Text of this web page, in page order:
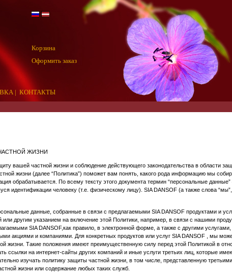
| КОНТАКТЫ
Корзина
Оформить заказ
ЖИЗНИ
вашей частной жизни и соблюдение действующего законодательства в области
жизни (далее “Политика”) поможет вам понять, какого рода информацию мы
обрабатывается. По всему тексту этого документа термин “персональные
идентификации человеку (т.е. физическому лицу). SIA DANSOF (а также слова “мы”,
данные, собранные в связи с предлагаемыми SIA DANSOF продуктами и
другим указанием на включение этой Политики, например, в связи с нашими
SIA DANSOF,как правило, в электронной форме, а также с другими
акциями и компаниями. Для конкретных продуктов или услуг SIA DANSOF , мы
жизни. Такие положения имеют преимущественную силу перед этой Политикой в
ссылки на интернет-сайты других компаний и иные услуги третьих лиц, которые
изучать политику защиты частной жизни, в том числе, представленную
жизни или содержание любых таких служб.